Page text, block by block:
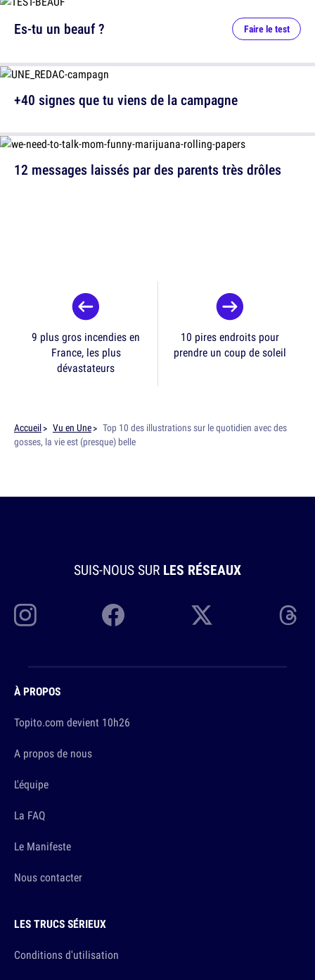
12 messages laissés par des parents très drôles
Es-tu un beauf ? Faire le test
+40 signes que tu viens de la campagne
9 plus gros incendies en
France, les plus
dévastateurs
10 pires endroits pour
prendre un coup de soleil
Accueil Vu en Une
Top 10 des illustrations sur le quotidien avec des
gosses, la vie est (presque) belle
SUIS-NOUS SUR LES RÉSEAUX
À PROPOS
Topito.com devient 10h26
A propos de nous
L'équipe
La FAQ
Le Manifeste
Nous contacter
LES TRUCS SÉRIEUX
Conditions d'utilisation